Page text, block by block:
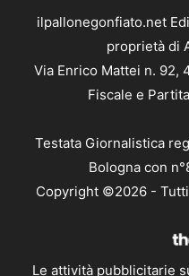
ilpallonegonfiato.net
proprietà di
Via Enrico Mattei n. 92,
Fiscale e
Testata Giornalistica
Bologna con
Copyright ©2026 -
Le attività pubblicitarie